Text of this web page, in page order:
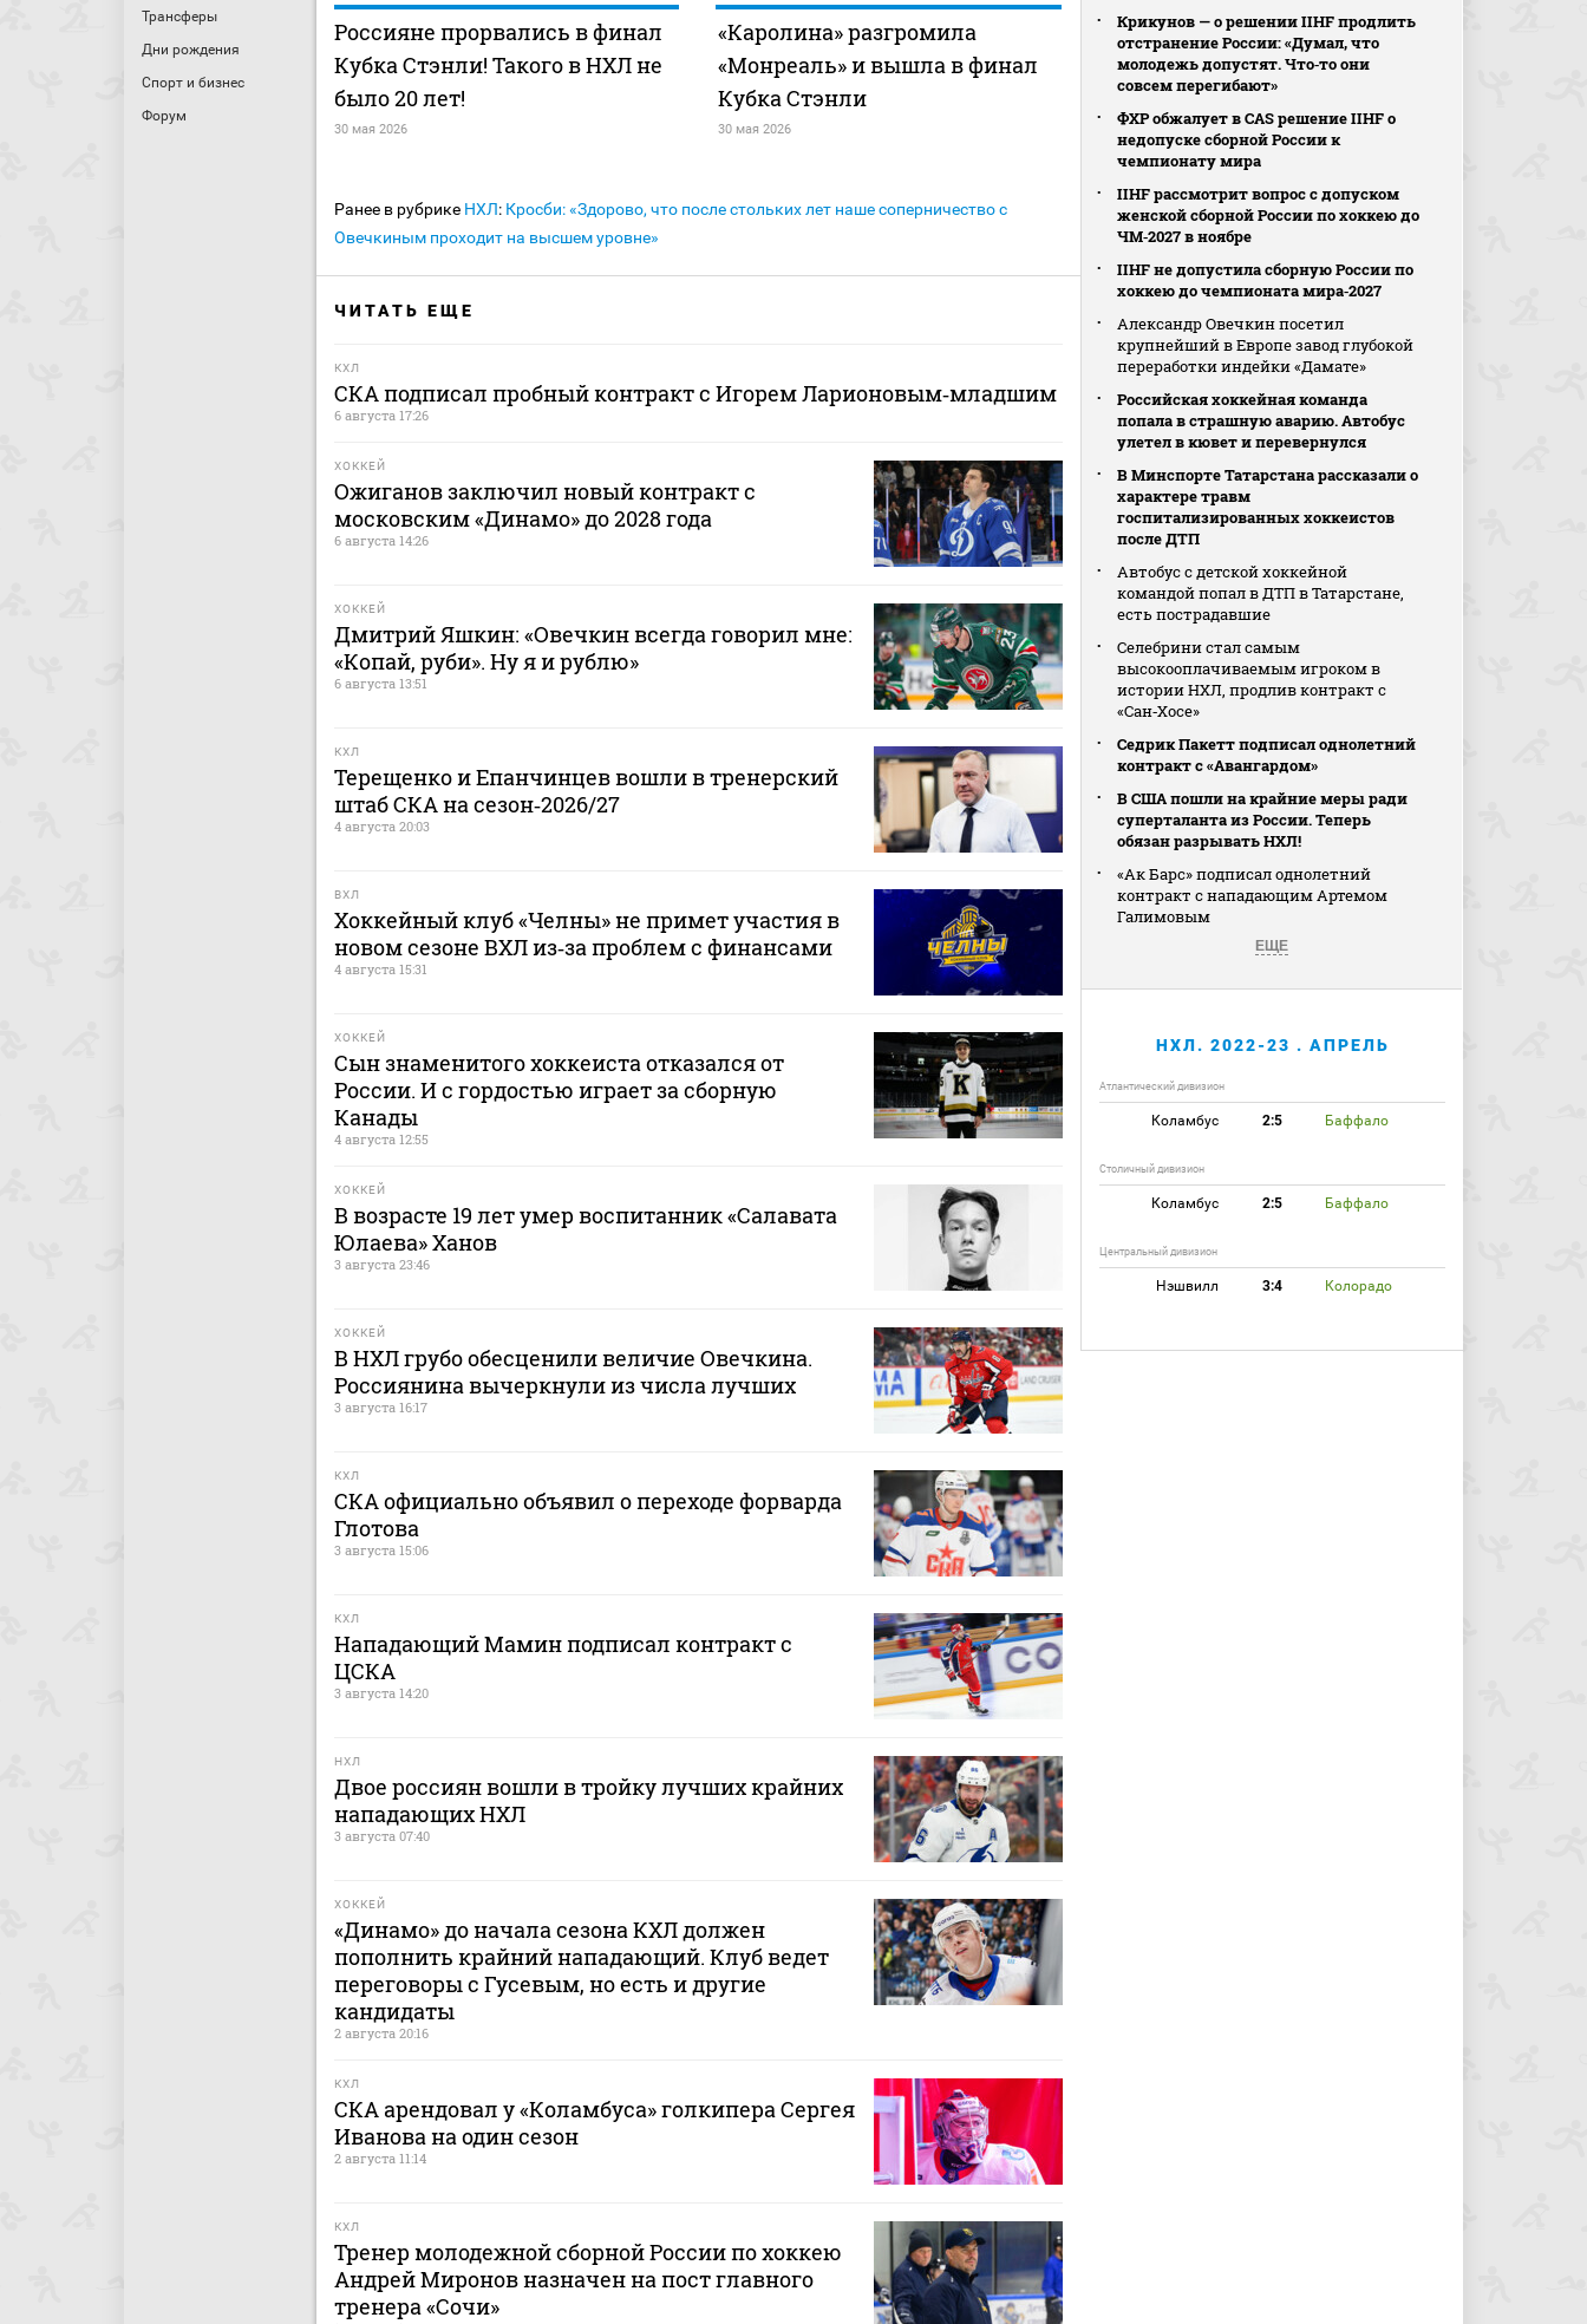
Трансферы
Дни рождения
Спорт и бизнес
Форум
Россияне прорвались в финал
Кубка Стэнли! Такого в НХЛ не
было 20 лет!
30 мая 2026
«Каролина» разгромила
«Монреаль» и вышла в финал
Кубка Стэнли
30 мая 2026
Ранее в рубрике НХЛ: Кросби: «Здорово, что после стольких лет наше соперничество с
Овечкиным проходит на высшем уровне»
ЧИТАТЬ ЕЩЕ
КХЛ
СКА подписал пробный контракт с Игорем Ларионовым‑младшим
6 августа 17:26
ХОККЕЙ
Ожиганов заключил новый контракт с
московским «Динамо» до 2028 года
6 августа 14:26
ХОККЕЙ
Дмитрий Яшкин: «Овечкин всегда говорил мне:
«Копай, руби». Ну я и рублю»
6 августа 13:51
КХЛ
Терещенко и Епанчинцев вошли в тренерский
штаб СКА на сезон‑2026/27
4 августа 20:03
ВХЛ
Хоккейный клуб «Челны» не примет участия в
новом сезоне ВХЛ из‑за проблем с финансами
4 августа 15:31
ХОККЕЙ
Сын знаменитого хоккеиста отказался от
России. И с гордостью играет за сборную
Канады
4 августа 12:55
ХОККЕЙ
В возрасте 19 лет умер воспитанник «Салавата
Юлаева» Ханов
3 августа 23:46
ХОККЕЙ
В НХЛ грубо обесценили величие Овечкина.
Россиянина вычеркнули из числа лучших
3 августа 16:17
КХЛ
СКА официально объявил о переходе форварда
Глотова
3 августа 15:06
КХЛ
Нападающий Мамин подписал контракт с
ЦСКА
3 августа 14:20
НХЛ
Двое россиян вошли в тройку лучших крайних
нападающих НХЛ
3 августа 07:40
ХОККЕЙ
«Динамо» до начала сезона КХЛ должен
пополнить крайний нападающий. Клуб ведет
переговоры с Гусевым, но есть и другие
кандидаты
2 августа 20:16
КХЛ
СКА арендовал у «Коламбуса» голкипера Сергея
Иванова на один сезон
2 августа 11:14
КХЛ
Тренер молодежной сборной России по хоккею
Андрей Миронов назначен на пост главного
тренера «Сочи»
Крикунов — о решении IIHF продлить
отстранение России: «Думал, что
молодежь допустят. Что‑то они
совсем перегибают»
ФХР обжалует в CAS решение IIHF о
недопуске сборной России к
чемпионату мира
IIHF рассмотрит вопрос с допуском
женской сборной России по хоккею до
ЧМ‑2027 в ноябре
IIHF не допустила сборную России по
хоккею до чемпионата мира‑2027
Александр Овечкин посетил
крупнейший в Европе завод глубокой
переработки индейки «Дамате»
Российская хоккейная команда
попала в страшную аварию. Автобус
улетел в кювет и перевернулся
В Минспорте Татарстана рассказали о
характере травм
госпитализированных хоккеистов
после ДТП
Автобус с детской хоккейной
командой попал в ДТП в Татарстане,
есть пострадавшие
Селебрини стал самым
высокооплачиваемым игроком в
истории НХЛ, продлив контракт с
«Сан‑Хосе»
Седрик Пакетт подписал однолетний
контракт с «Авангардом»
В США пошли на крайние меры ради
суперталанта из России. Теперь
обязан разрывать НХЛ!
«Ак Барс» подписал однолетний
контракт с нападающим Артемом
Галимовым
ЕЩЕ
НХЛ. 2022-23 . АПРЕЛЬ
Атлантический дивизион
Коламбус 2:5 Баффало
Столичный дивизион
Коламбус 2:5 Баффало
Центральный дивизион
Нэшвилл 3:4 Колорадо